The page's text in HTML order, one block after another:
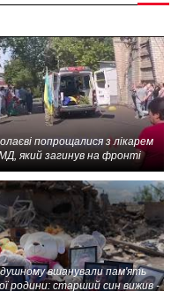
попрощалися з лікарем
який загинув на фронті
вшанували пам'ять
родини: старший син вижив -